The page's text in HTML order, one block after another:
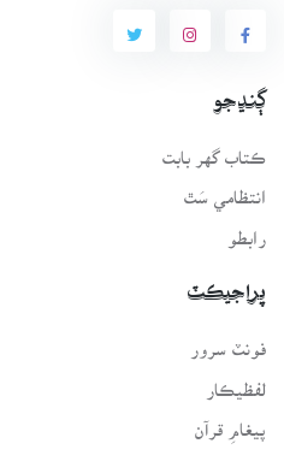
ڳنڍجو
ڪتاب گهر بابت
انتظامي سَٿ
رابطو
پراجيڪٽ
فونٽ سرور
لفظيڪار
پيغامِ قرآن